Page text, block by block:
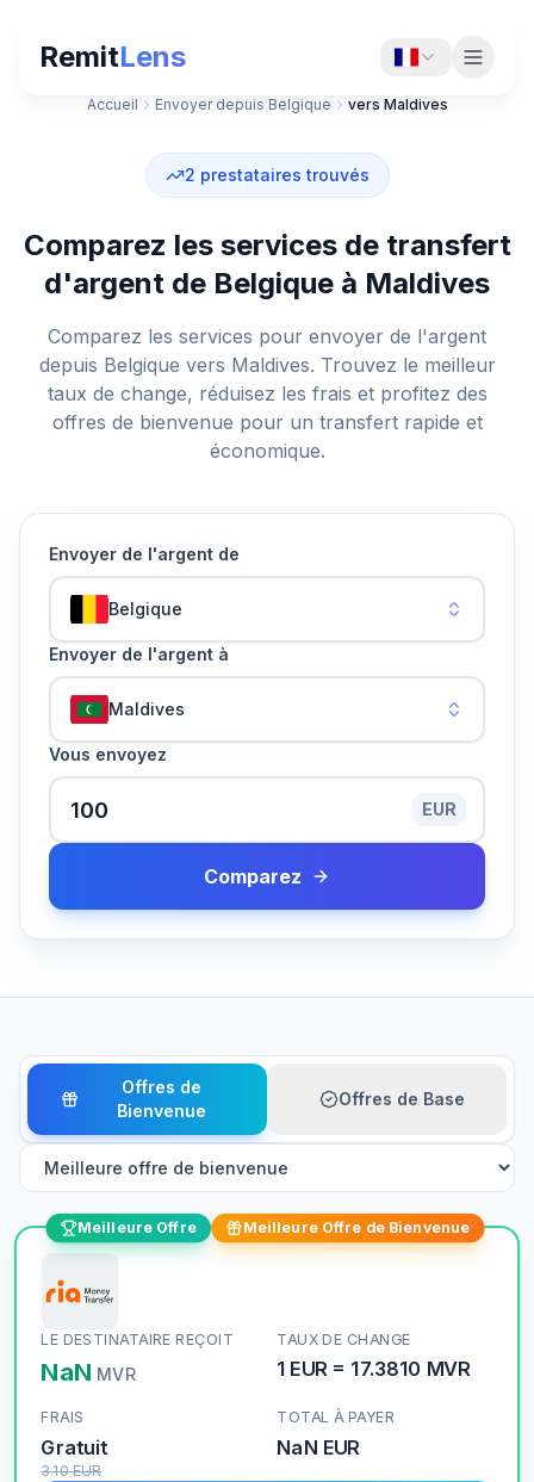
RemitLens
Accueil Envoyer depuis Belgique vers Maldives
2 prestataires trouvés
Comparez les services de transfert
d'argent de Belgique à Maldives
Comparez les services pour envoyer de l'argent
depuis Belgique vers Maldives. Trouvez le meilleur
taux de change, réduisez les frais et profitez des
offres de bienvenue pour un transfert rapide et
économique.
Envoyer de l'argent de
Belgique
Envoyer de l'argent à
Maldives
Vous envoyez
EUR
Comparez
Offres de
Bienvenue
Offres de Base
Meilleure Offre Meilleure Offre de Bienvenue
LE DESTINATAIRE REÇOIT
NaN MVR
TAUX DE CHANGE
1 EUR= 17.3810 MVR
FRAIS
Gratuit
3.10 EUR
TOTAL À PAYER
NaN EUR